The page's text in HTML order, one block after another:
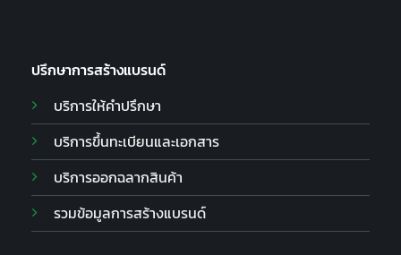
ปรึกษาการสร้างแบรนด์
บริการให้คำปรึกษา
บริการขึ้นทะเบียนและเอกสาร
บริการออกฉลากสินค้า
รวมข้อมูลการสร้างแบรนด์